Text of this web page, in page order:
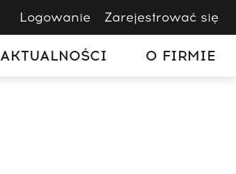
Logowanie Zarejestrować się
AKTUALNOŚCI O FIRMIE